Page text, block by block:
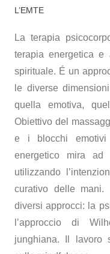
L’EMTE
La terapia
terapia energetica e
spirituale. É un
le diverse
quella emotiva,
Obiettivo del
e i blocchi
energetico mira ad
utilizzando
curativo delle mani.
diversi approcci: la
l’approccio di
junghiana. Il lavoro